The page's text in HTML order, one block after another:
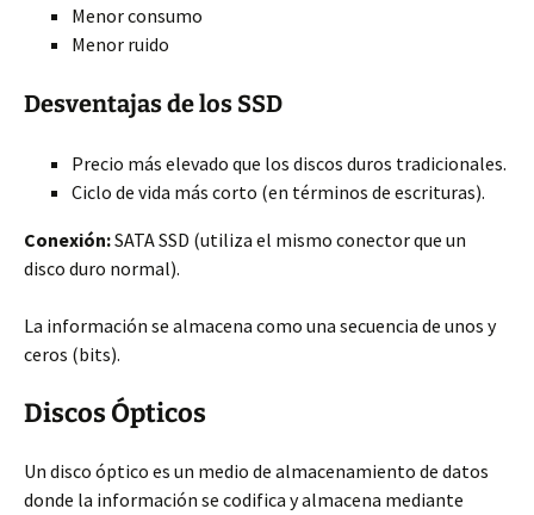
Menor consumo
Menor ruido
Desventajas de los SSD
Precio más elevado que los discos duros tradicionales.
Ciclo de vida más corto (en términos de escrituras).
Conexión:SATA SSD (utiliza el mismo conector que un
disco duro normal).
La información se almacena como una secuencia de unos y
ceros (bits).
Discos Ópticos
Un disco óptico es un medio de almacenamiento de datos
donde la información se codifica y almacena mediante